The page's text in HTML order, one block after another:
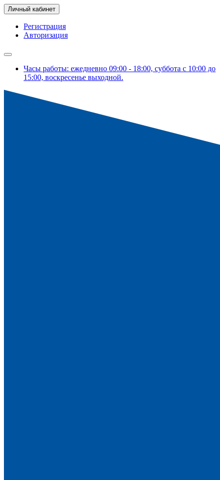
Личный кабинет
Регистрация
Авторизация
Часы работы: ежедневно 09:00 - 18:00, суббота с 10:00 до
15:00, воскресенье выходной.